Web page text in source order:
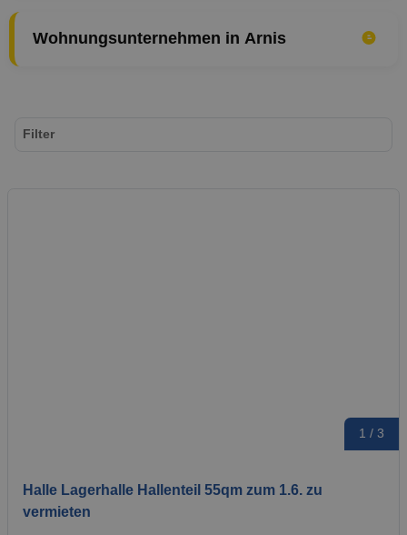
Wohnungsunternehmen in Arnis
1 / 3
Halle Lagerhalle Hallenteil 55qm zum 1.6. zu
vermieten
Filter